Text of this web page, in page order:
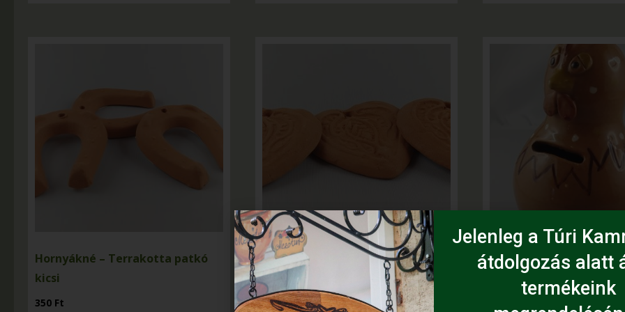
Hornyákné – Terrakotta patkó
kicsi
350 Ft
Hornyákné – Terrakotta szív
medál
210Ft
Hornyákné – Tyúkanyó
Ft
Jelenleg a Túri
átdolgozás alatt
termékeink